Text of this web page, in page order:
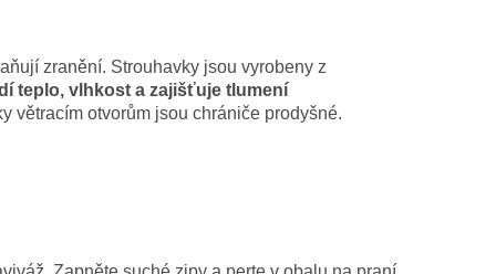
zranění. Strouhavky jsou vyrobeny z
teplo, vlhkost a zajišťuje tlumení
větracím otvorům jsou chrániče prodyšné.